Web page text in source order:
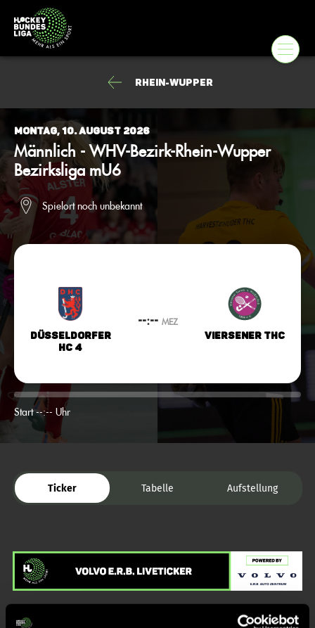
Rhein-Wupper
Montag, 10. August 2026
Männlich - WHV-Bezirk-Rhein-Wupper
Bezirksliga mU6
Spielort noch unbekannt
Düsseldorfer
HC 4
--:-- MEZ
Viersener THC
Start --:-- Uhr
Ticker Tabelle Aufstellung